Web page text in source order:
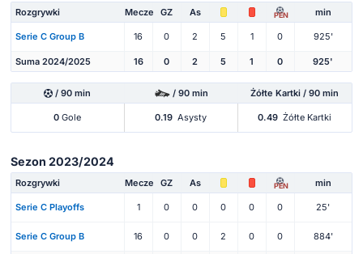
Rozgrywki Mecze GZ As PEN min
Serie C Group B 16 0 2 5 1 0 925'
Suma 2024/2025 16 0 2 5 1 0 925'
/ 90 min / 90 min Żółte Kartki / 90 min
0 Gole 0.19 Asysty 0.49 Żółte Kartki
Sezon 2023/2024
Rozgrywki Mecze GZ As PEN min
Serie C Playoffs 1 0 0 0 0 0 25'
Serie C Group B 16 0 0 2 0 0 884'